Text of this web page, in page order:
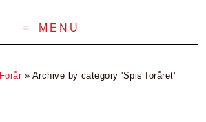
MENU
Forår » Archive by category 'Spis foråret'